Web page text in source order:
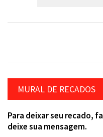
MURAL DE RECADOS
Para deixar seu recado,
deixe sua mensagem.